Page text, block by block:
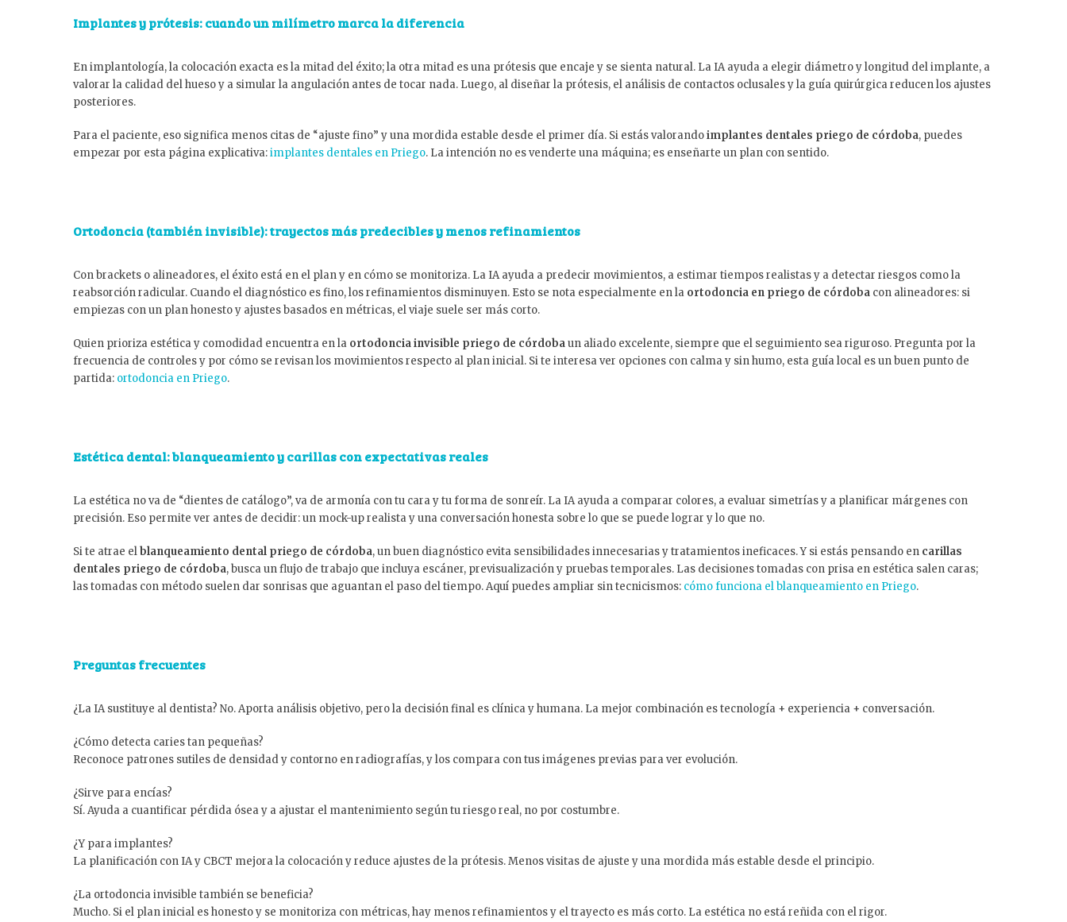
Implantes y prótesis: cuando un milímetro marca la diferencia
En implantología, la colocación exacta es la mitad del éxito; la otra mitad es una prótesis que encaje y se sienta natural. La IA ayuda a elegir diámetro y longitud del implante, a
valorar la calidad del hueso y a simular la angulación antes de tocar nada. Luego, al diseñar la prótesis, el análisis de contactos oclusales y la guía quirúrgica reducen los ajustes
posteriores.
Para el paciente, eso significa menos citas de “ajuste fino” y una mordida estable desde el primer día. Si estás valorandoimplantes dentales priego de córdoba, puedes
empezar por esta página explicativa:implantes dentales en Priego. La intención no es venderte una máquina; es enseñarte un plan con sentido.
Ortodoncia (también invisible): trayectos más predecibles y menos refinamientos
Con brackets o alineadores, el éxito está en el plan y en cómo se monitoriza. La IA ayuda a predecir movimientos, a estimar tiempos realistas y a detectar riesgos como la
reabsorción radicular. Cuando el diagnóstico es fino, los refinamientos disminuyen. Esto se nota especialmente en la ortodoncia en priego de córdoba con alineadores: si
empiezas con un plan honesto y ajustes basados en métricas, el viaje suele ser más corto.
Quien prioriza estética y comodidad encuentra en la ortodoncia invisible priego de córdobaun aliado excelente, siempre que el seguimiento sea riguroso. Pregunta por la
frecuencia de controles y por cómo se revisan los movimientos respecto al plan inicial. Si te interesa ver opciones con calma y sin humo, esta guía local es un buen punto de
partida: ortodoncia en Priego.
Estética dental: blanqueamiento y carillas con expectativas reales
La estética no va de “dientes de catálogo”, va de armonía con tu cara y tu forma de sonreír. La IA ayuda a comparar colores, a evaluar simetrías y a planificar márgenes con
precisión. Eso permite ver antes de decidir: un mock-up realista y una conversación honesta sobre lo que se puede lograr y lo que no.
Si te atrae elblanqueamiento dental priego de córdoba, un buen diagnóstico evita sensibilidades innecesarias y tratamientos ineficaces. Y si estás pensando en carillas
dentales priego de córdoba, busca un flujo de trabajo que incluya escáner, previsualización y pruebas temporales. Las decisiones tomadas con prisa en estética salen caras;
las tomadas con método suelen dar sonrisas que aguantan el paso del tiempo. Aquí puedes ampliar sin tecnicismos: cómo funciona el blanqueamiento en Priego.
Preguntas frecuentes
¿La IA sustituye al dentista? No. Aporta análisis objetivo, pero la decisión final es clínica y humana. La mejor combinación es tecnología + experiencia + conversación.
¿Cómo detecta caries tan pequeñas?
Reconoce patrones sutiles de densidad y contorno en radiografías, y los compara con tus imágenes previas para ver evolución.
¿Sirve para encías?
Sí. Ayuda a cuantificar pérdida ósea y a ajustar el mantenimiento según tu riesgo real, no por costumbre.
¿Y para implantes?
La planificación con IA y CBCT mejora la colocación y reduce ajustes de la prótesis. Menos visitas de ajuste y una mordida más estable desde el principio.
¿La ortodoncia invisible también se beneficia?
Mucho. Si el plan inicial es honesto y se monitoriza con métricas, hay menos refinamientos y el trayecto es más corto. La estética no está reñida con el rigor.